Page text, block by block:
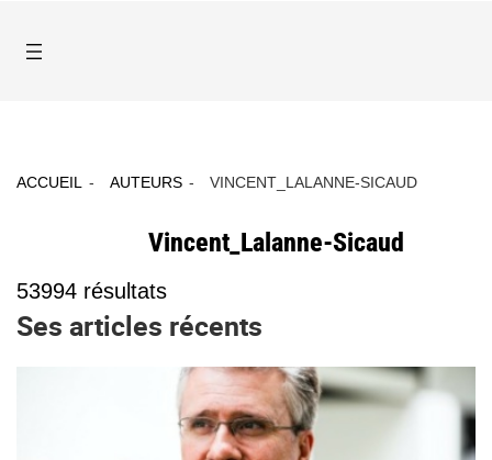
ACCUEIL AUTEURS VINCENT_LALANNE-SICAUD
Vincent_Lalanne-Sicaud
53994 résultats
Ses articles récents